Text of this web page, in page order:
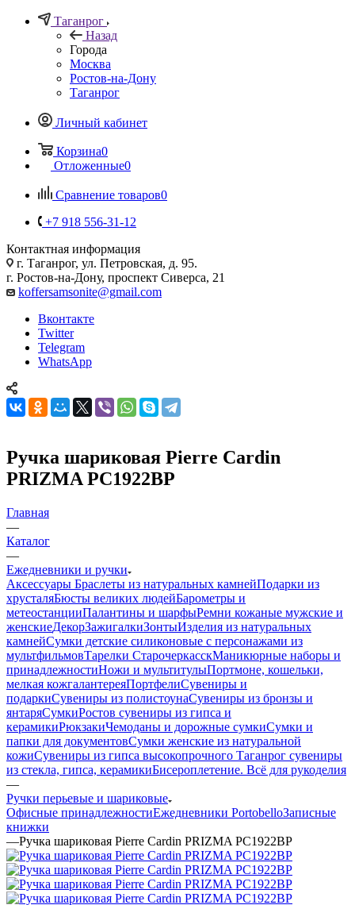
Таганрог
Назад
Города
Москва
Ростов-на-Дону
Таганрог
Личный кабинет
Корзина0
Отложенные0
Сравнение товаров0
+7 918 556-31-12
Контактная информация
г. Таганрог, ул. Петровская, д. 95.
г. Ростов-на-Дону, проспект Сиверса, 21
koffersamsonite@gmail.com
Вконтакте
Twitter
Telegram
WhatsApp
Ручка шариковая Pierre Cardin
PRIZMA PC1922BP
Главная
—
Каталог
—
Ежедневники и ручки
Аксессуары Браслеты из натуральных камнейПодарки из
хрусталяБюсты великих людейБарометры и
метеостанцииПалантины и шарфыРемни кожаные мужские и
женскиеДекорЗажигалкиЗонтыИзделия из натуральных
камнейСумки детские силиконовые с персонажами из
мультфильмовТарелки СтарочеркасскМаникюрные наборы и
принадлежностиНожи и мультитулыПортмоне, кошельки,
мелкая кожгалантереяПортфелиСувениры и
подаркиСувениры из полистоунаСувениры из бронзы и
янтаряСумкиРостов сувениры из гипса и
керамикиРюкзакиЧемоданы и дорожные сумкиСумки и
папки для документовСумки женские из натуральной
кожиСувениры из гипса высокопрочного Таганрог сувениры
из стекла, гипса, керамикиБисероплетение. Всё для рукоделия
—
Ручки перьевые и шариковые
Офисные принадлежностиЕжедневники PortobelloЗаписные
книжки
—Ручка шариковая Pierre Cardin PRIZMA PC1922BP